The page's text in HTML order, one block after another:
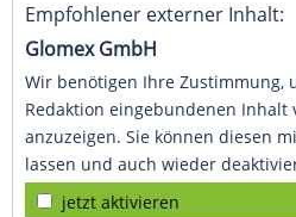
Empfohlener externer Inhalt:
Glomex GmbH
Wir benötigen Ihre Zustimmung,
Redaktion eingebundenen Inhalt
anzuzeigen. Sie können diesen
lassen und auch wieder
jetzt aktivieren